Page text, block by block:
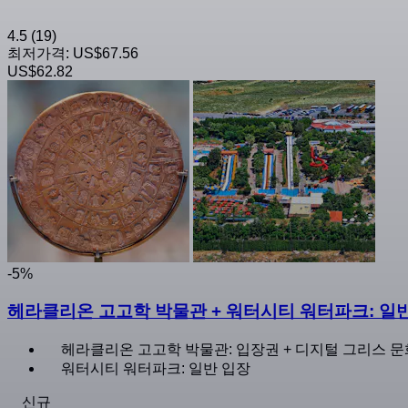
4.5 (19)
최저가격: US$67.56
US$62.82
-5%
헤라클리온 고고학 박물관 + 워터시티 워터파크: 일
헤라클리온 고고학 박물관: 입장권 + 디지털 그리스 문
워터시티 워터파크: 일반 입장
신규